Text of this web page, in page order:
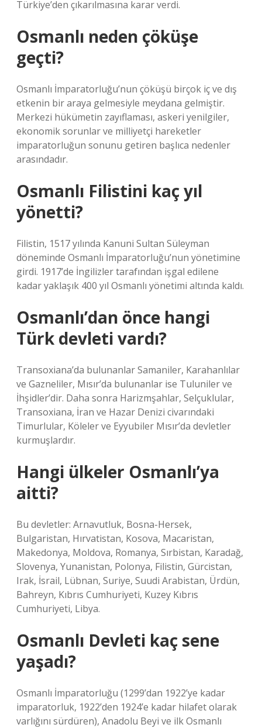
Türkiye’den çıkarılmasına karar verdi.
Osmanlı neden çöküşe
geçti?
Osmanlı İmparatorluğu’nun çöküşü birçok iç ve dış
etkenin bir araya gelmesiyle meydana gelmiştir.
Merkezi hükümetin zayıflaması, askeri yenilgiler,
ekonomik sorunlar ve milliyetçi hareketler
imparatorluğun sonunu getiren başlıca nedenler
arasındadır.
Osmanlı Filistini kaç yıl
yönetti?
Filistin, 1517 yılında Kanuni Sultan Süleyman
döneminde Osmanlı İmparatorluğu’nun yönetimine
girdi. 1917’de İngilizler tarafından işgal edilene
kadar yaklaşık 400 yıl Osmanlı yönetimi altında kaldı.
Osmanlı’dan önce hangi
Türk devleti vardı?
Transoxiana’da bulunanlar Samaniler, Karahanlılar
ve Gazneliler, Mısır’da bulunanlar ise Tuluniler ve
İhşidler’dir. Daha sonra Harizmşahlar, Selçuklular,
Transoxiana, İran ve Hazar Denizi civarındaki
Timurlular, Köleler ve Eyyubiler Mısır’da devletler
kurmuşlardır.
Hangi ülkeler Osmanlı’ya
aitti?
Bu devletler: Arnavutluk, Bosna-Hersek,
Bulgaristan, Hırvatistan, Kosova, Macaristan,
Makedonya, Moldova, Romanya, Sırbistan, Karadağ,
Slovenya, Yunanistan, Polonya, Filistin, Gürcistan,
Irak, İsrail, Lübnan, Suriye, Suudi Arabistan, Ürdün,
Bahreyn, Kıbrıs Cumhuriyeti, Kuzey Kıbrıs
Cumhuriyeti, Libya.
Osmanlı Devleti kaç sene
yaşadı?
Osmanlı İmparatorluğu (1299’dan 1922’ye kadar
imparatorluk, 1922’den 1924’e kadar hilafet olarak
varlığını sürdüren), Anadolu Beyi ve ilk Osmanlı